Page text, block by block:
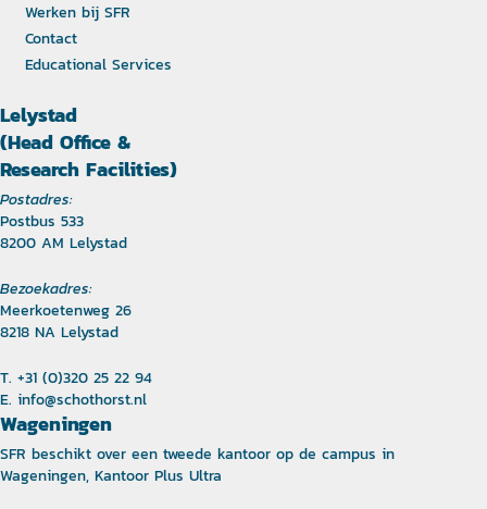
Werken bij SFR
Contact
Educational Services
Lelystad
(Head Office &
Research Facilities)
Postadres:
Postbus 533
8200 AM Lelystad
Bezoekadres:
Meerkoetenweg 26
8218 NA Lelystad
T. +31 (0)320 25 22 94
E. info@schothorst.nl
Wageningen
SFR beschikt over een tweede kantoor op de campus in
Wageningen, Kantoor Plus Ultra